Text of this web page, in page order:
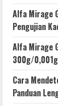
Alfa Mirage
Pengujian
Alfa Mirage
300g/
Cara
Panduan